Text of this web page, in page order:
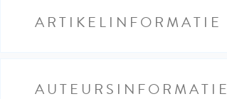
ARTIKELINFORMATIE
AUTEURSINFORMATIE